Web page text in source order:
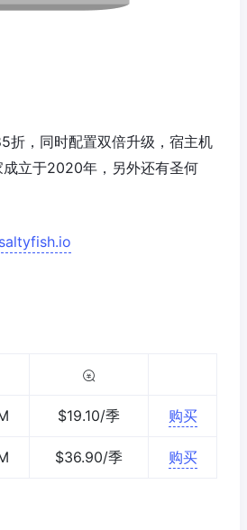
折，同时配置双倍升级，宿主机
立于2020年，另外还有圣何
$19.10/季 购买
$36.90/季 购买